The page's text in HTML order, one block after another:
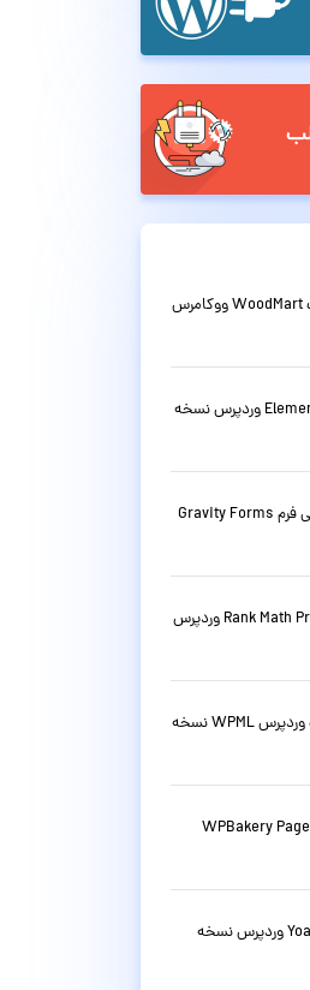
قالب فروشگاهی چندمنظوره وودمارت WoodMart ووکامرس
افزونه صفحه ساز المنتور پرو Elementor Pro وردپرس نسخه
افزونه فرم ساز حرفه ای وردپرس گرویتی فرم Gravity Forms
دانلود افزونه سئو حرفه ای رنک مث Rank Math Pro وردپرس
افزونه قدرتمند چند زبانه کردن سایت وردپرس WPML نسخه
افزونه صفحه ساز و ویرایشگر دیداری WPBakery Page
افزونه فارسی سئو Yoast SEO Premium وردپرس نسخه